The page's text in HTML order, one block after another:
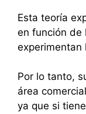
Esta teoría
en función de
experimentan
Por lo tanto,
área
ya que si